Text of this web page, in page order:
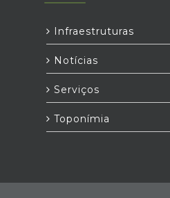
Infraestruturas
Notícias
Serviços
Toponímia